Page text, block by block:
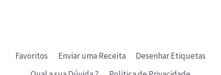
Favoritos Enviar uma Receita
Desenhar Etiquetas